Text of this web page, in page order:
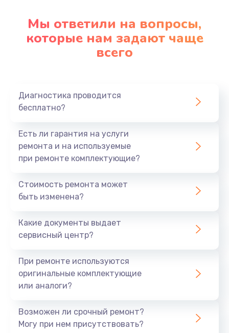
Мы ответили на вопросы,
которые нам задают чаще
всего
Диагностика проводится
бесплатно?
Есть ли гарантия на услуги
ремонта и на используемые
при ремонте комплектующие?
Стоимость ремонта может
быть изменена?
Какие документы выдает
сервисный центр?
При ремонте используются
оригинальные комплектующие
или аналоги?
Возможен ли срочный ремонт?
Могу при нем присутствовать?